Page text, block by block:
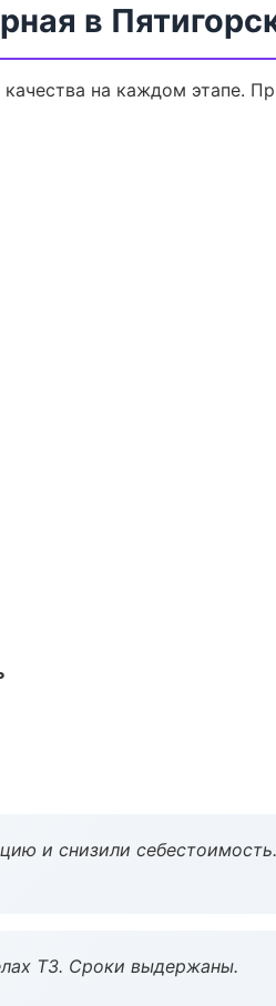
в
на каждом этапе.
и снизили себестоимость.
ТЗ. Сроки выдержаны.